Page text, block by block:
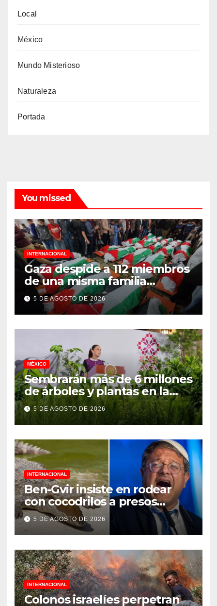
Local
México
Mundo Misterioso
Naturaleza
Portada
You missed
INTERNACIONAL
Gaza despide a 112 miembros
de una misma familia
asesinados durante el
genocidio
5 DE AGOSTO DE 2026
MÉXICO
Sembrarán más de 6 millones
de árboles y plantas en la
Jornada Nacional de
Reforestación 2026
5 DE AGOSTO DE 2026
INTERNACIONAL
Ben-Gvir insiste en rodear
con cocodrilos a presos
palestinos
5 DE AGOSTO DE 2026
INTERNACIONAL
Colonos israelíes perpetran